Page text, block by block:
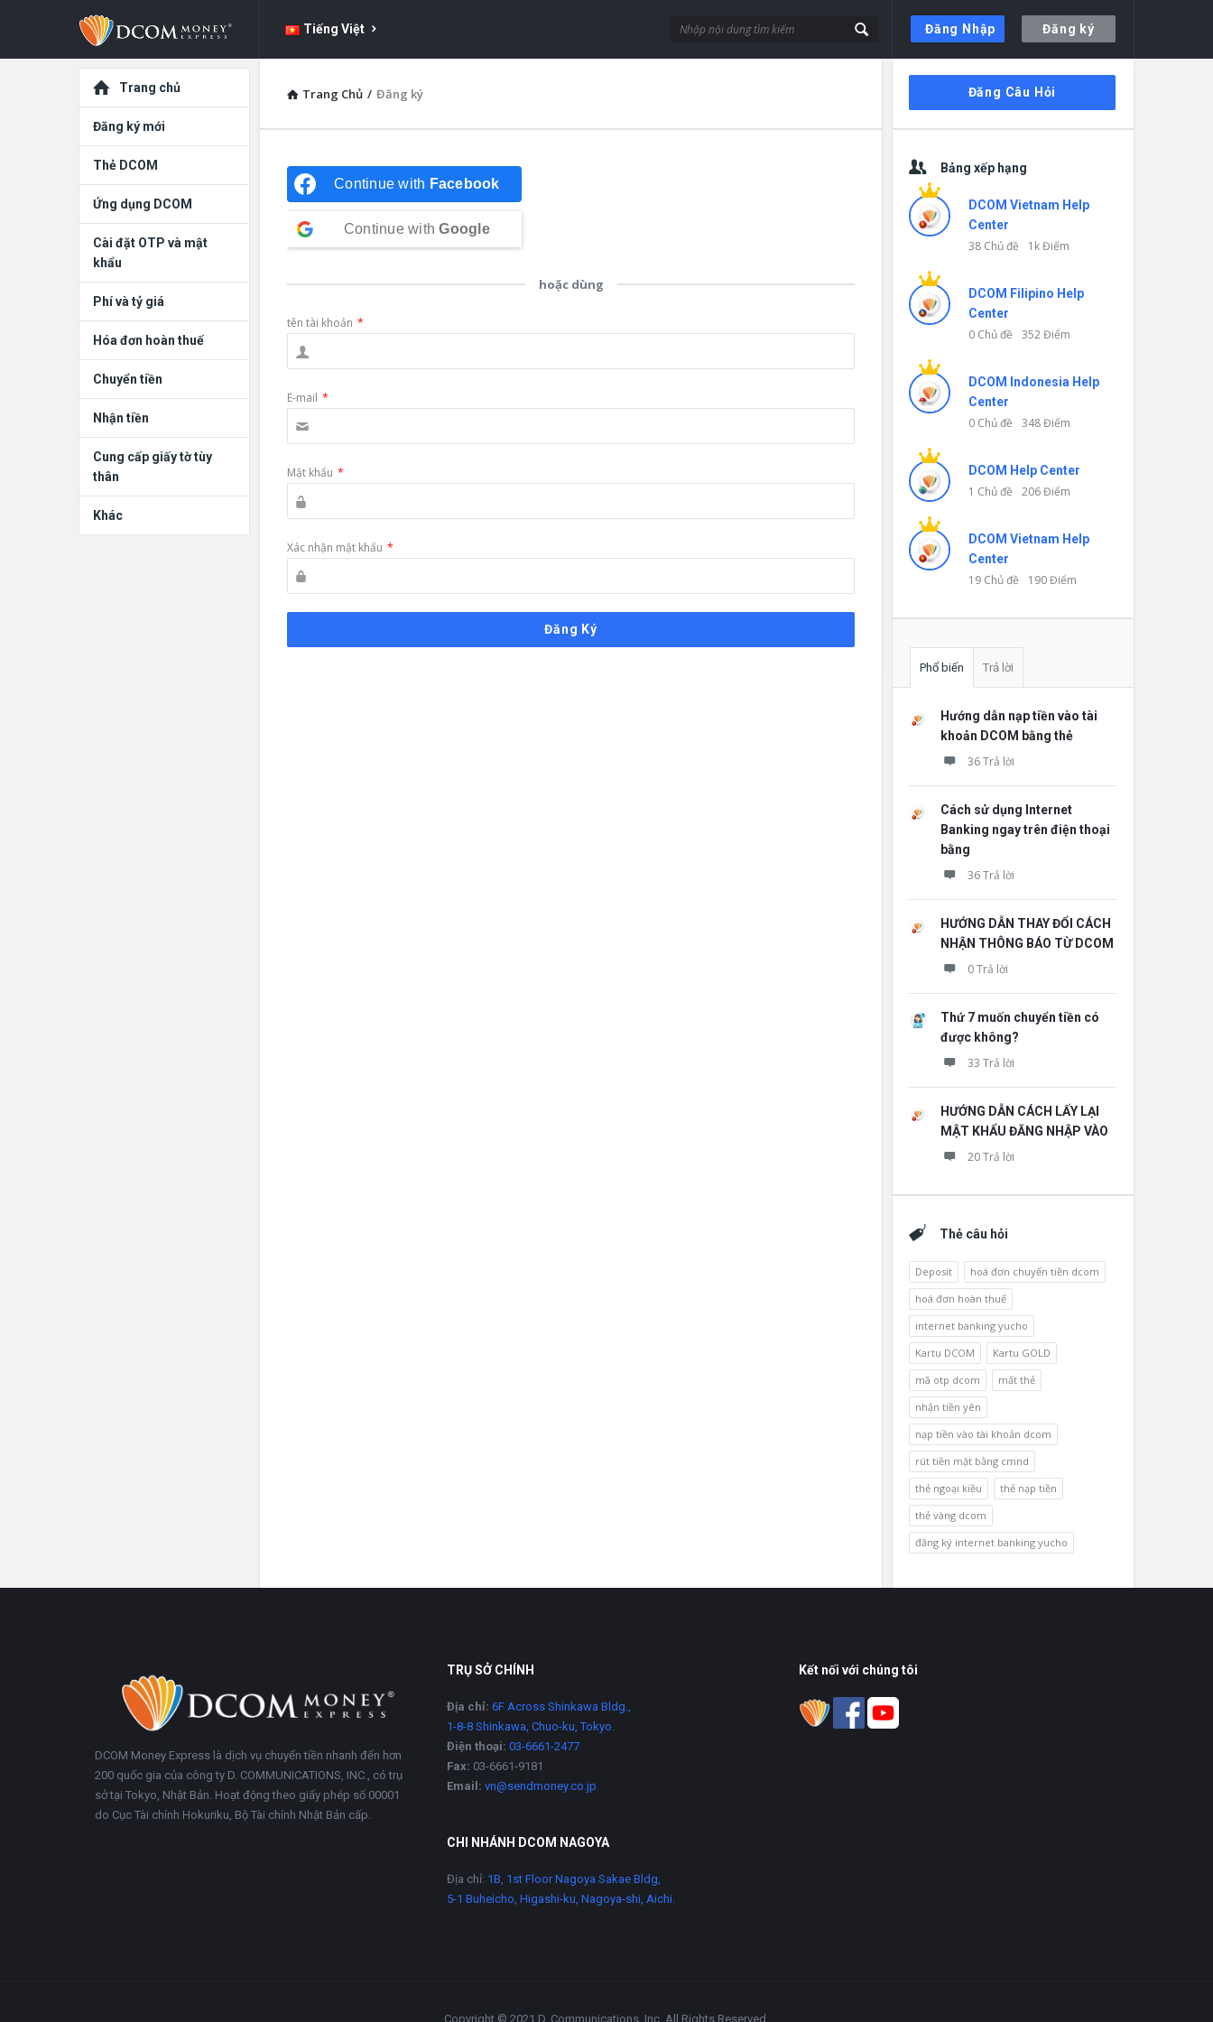
Đăng Nhập Đăng ký
DCOM
Money
Express
DCOM
Tiếng Việt
Trang Chủ / Đăng ký
Continue with Facebook
Continue withGoogle
hoặc dùng
tên tài khoản *
E-mail *
Mật khẩu *
Xác nhận mật khẩu *
Thanh
bên
Đăng Câu Hỏi
Bảng xếp hạng
DCOM Vietnam Help
Center
38 Chủ đề 1k Điểm
DCOM Filipino Help
Center
0 Chủ đề 352 Điểm
DCOM Indonesia Help
Center
0 Chủ đề 348 Điểm
DCOM Help Center
1 Chủ đề 206 Điểm
DCOM Vietnam Help
Center
19 Chủ đề 190 Điểm
Phổ biến Trả lời
Hướng dẫn nạp tiền vào tài
khoản DCOM bằng thẻ
36 Trả lời
Cách sử dụng Internet
Banking ngay trên điện thoại
bằng
36 Trả lời
HƯỚNG DẪN THAY ĐỔI CÁCH
NHẬN THÔNG BÁO TỪ DCOM
0 Trả lời
Thứ 7 muốn chuyển tiền có
được không?
33 Trả lời
HƯỚNG DẪN CÁCH LẤY LẠI
MẬT KHẨU ĐĂNG NHẬP VÀO
20 Trả lời
Thẻ câu hỏi
Deposit
hoá đơn chuyển tiền dcom
hoá đơn hoàn thuế
internet banking yucho
Kartu DCOM
Kartu GOLD
mã otp dcom
mất thẻ
nhận tiền yên
nạp tiền vào tài khoản dcom
rút tiền mặt bằng cmnd
thẻ ngoại kiều
thẻ nạp tiền
thẻ vàng dcom
đăng ký internet banking yucho
Khám
phá
Trang chủ
Đăng ký mới
Thẻ DCOM
Ứng dụng DCOM
Cài đặt OTP và mật
khẩu
Phí và tỷ giá
Hóa đơn hoàn thuế
Chuyển tiền
Nhận tiền
Cung cấp giấy tờ tùy
thân
Khác
trang
Trong
khoảng
DCOM Money Express là dịch vụ chuyển tiền nhanh đến hơn
200 quốc gia của công ty D. COMMUNICATIONS, INC., có trụ
sở tại Tokyo, Nhật Bản. Hoạt động theo giấy phép số 00001
do Cục Tài chính Hokuriku, Bộ Tài chính Nhật Bản cấp.
TRỤ SỞ CHÍNH
Địa chỉ: 6F Across Shinkawa Bldg.,
1-8-8 Shinkawa, Chuo-ku, Tokyo.
Điện thoại: 03-6661-2477
Fax: 03-6661-9181
Email: vn@sendmoney.co.jp
CHI NHÁNH DCOM NAGOYA
Địa chỉ: 1B, 1st Floor Nagoya Sakae Bldg,
5-1 Buheicho, Higashi-ku, Nagoya-shi, Aichi.
Kết nối với chúng tôi
Copyright © 2021 D. Communications, Inc. All Rights Reserved.